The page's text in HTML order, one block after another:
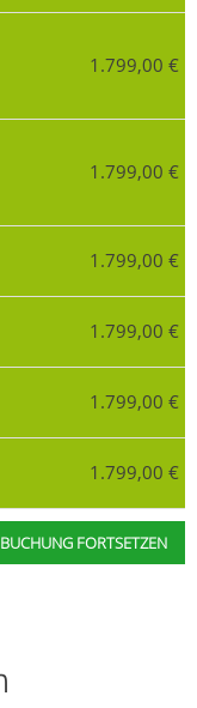
1.799,00 €
1.799,00 €
1.799,00 €
1.799,00 €
1.799,00 €
1.799,00 €
BUCHUNG FORTSETZEN